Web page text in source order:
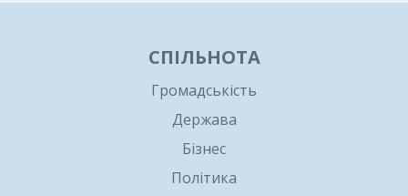
СПІЛЬНОТА
Громадськість
Держава
Бізнес
Політика